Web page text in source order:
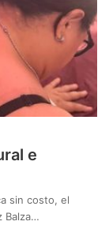
e
sin costo, el
Balza…